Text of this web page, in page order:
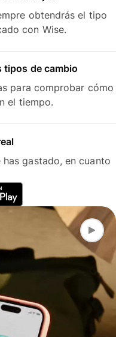
obtendrás el tipo
con Wise.
tipos de cambio
para comprobar cómo
el tiempo.
gastado, en cuanto